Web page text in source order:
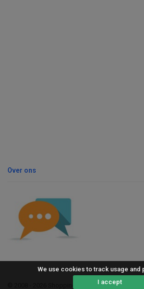
We use cookies to track usage
I accept
Over ons
© 2008 - 2026 ShoppingErvaring